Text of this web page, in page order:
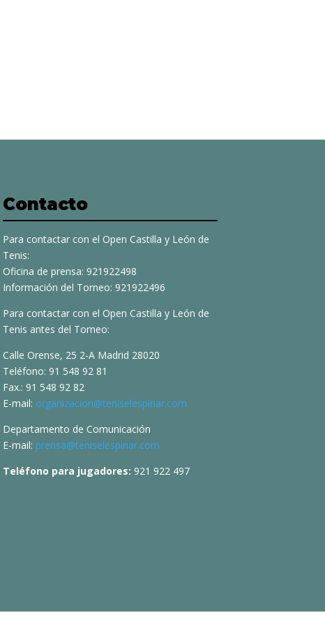
Contacto
Para contactar con el Open Castilla y León de
Tenis:
Oficina de prensa: 921922498
Información del Torneo: 921922496
Para contactar con el Open Castilla y León de
Tenis antes del Torneo:
Calle Orense, 25 2-A Madrid 28020
Teléfono: 91 548 92 81
Fax.: 91 548 92 82
E-mail: organizacion@teniselespinar.com
Departamento de Comunicación
E-mail: prensa@teniselespinar.com
Teléfono para jugadores: 921 922 497